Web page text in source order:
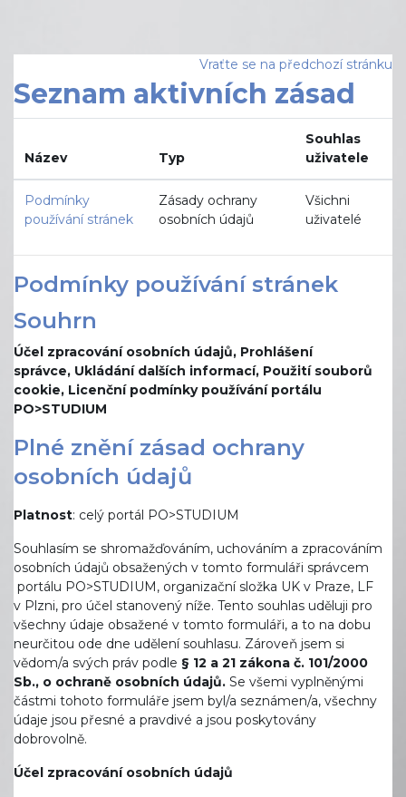
Vraťte se na předchozí stránku
Seznam aktivních zásad
Název Typ
Souhlas
uživatele
Podmínky
používání stránek
Zásady ochrany
osobních údajů
Všichni
uživatelé
Podmínky používání stránek
Souhrn
Účel zpracování osobních údajů, Prohlášení
správce, Ukládání dalších informací, Použití souborů
cookie, Licenční podmínky používání portálu
PO>STUDIUM
Plné znění zásad ochrany
osobních údajů
Platnost: celý portál PO>STUDIUM
Souhlasím se shromažďováním, uchováním a zpracováním
osobních údajů obsažených v tomto formuláři správcem
portálu PO>STUDIUM, organizační složka UK v Praze, LF
v Plzni, pro účel stanovený níže. Tento souhlas uděluji pro
všechny údaje obsažené v tomto formuláři, a to na dobu
neurčitou ode dne udělení souhlasu. Zároveň jsem si
vědom/a svých práv podle § 12 a 21 zákona č. 101/2000
Sb., o ochraně osobních údajů. Se všemi vyplněnými
částmi tohoto formuláře jsem byl/a seznámen/a, všechny
údaje jsou přesné a pravdivé a jsou poskytovány
dobrovolně.
Účel zpracování osobních údajů